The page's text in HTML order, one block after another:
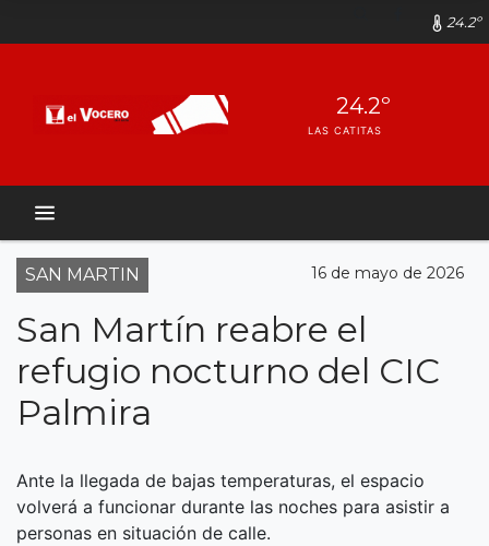
24.2º
24.2º
LAS CATITAS
SAN MARTIN 16 de mayo de 2026
San Martín reabre el
refugio nocturno del CIC
Palmira
Ante la llegada de bajas temperaturas, el espacio
volverá a funcionar durante las noches para asistir a
personas en situación de calle.